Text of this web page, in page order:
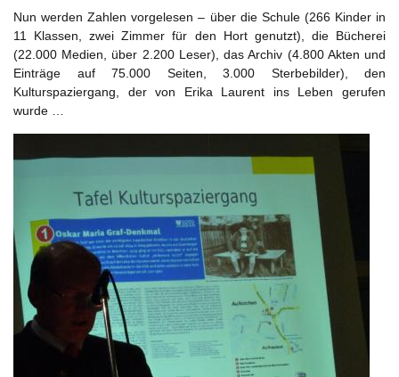
Nun werden Zahlen vorgelesen – über die Schule (266 Kinder in
11 Klassen, zwei Zimmer für den Hort genutzt), die Bücherei
(22.000 Medien, über 2.200 Leser), das Archiv (4.800 Akten und
Einträge auf 75.000 Seiten, 3.000 Sterbebilder), den
Kulturspaziergang, der von Erika Laurent ins Leben gerufen
wurde …